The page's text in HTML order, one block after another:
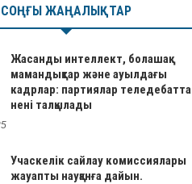
СОҢҒЫ ЖАҢАЛЫҚТАР
Жасанды интеллект, болашақ
мамандықтар және ауылдағы
кадрлар: партиялар теледебатта
нені талқылады
Учаскелік сайлау комиссиялары
жауапты науқанға дайын.